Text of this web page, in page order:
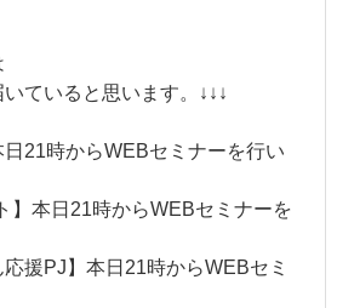
ていると思います。↓↓↓
日21時からWEBセミナーを行い
】本日21時からWEBセミナーを
応援PJ】本日21時からWEBセミ